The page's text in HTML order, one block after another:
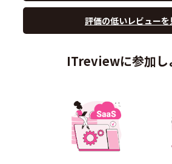
評価の低いレビューを
ITreviewに参加し